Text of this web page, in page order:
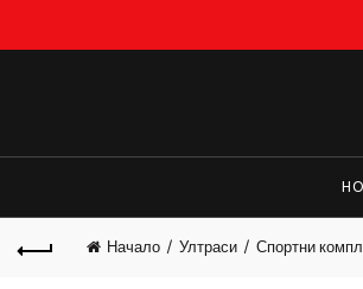
Начало Ултраси Спортни